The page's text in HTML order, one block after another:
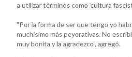
a utilizar términos como 'cultura
"Por la forma de ser que tengo yo
muchísimo más peyorativas. No
muy bonita y la agradezco", agregó.